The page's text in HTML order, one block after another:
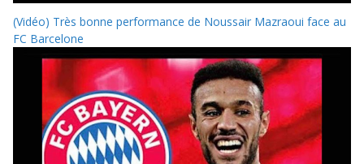
(Vidéo) Très bonne performance de Noussair Mazraoui face au
FC Barcelone